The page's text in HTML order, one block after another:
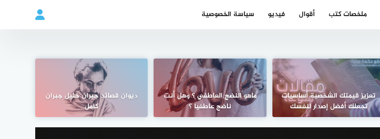
ملخصات كتب أقوال فيديو سياسة الخصوصية
تعزيز قيمتك الشخصية أساسيات
تجعلك أفضل إصدار لنفسك
ماهو النضج العاطفي ؟ وهل أنت
ناضج عاطفيا ؟
ديوان قصائد جبران خليل جبران
كامل